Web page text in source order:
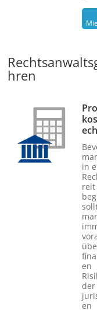
hren
in
reit
en
der
en